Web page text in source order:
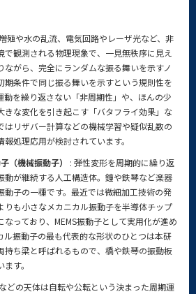
殖や水の乱流、電気回路やレーザ光など、非
で観測される物理現象で、一見無秩序に見え
ながら、完全にランダムな振る舞いを示すノ
期条件で同じ振る舞いを示すという規則性を
動を繰り返さない「非周期性」や、ほんの少
きな変化を引き起こす「バタフライ効果」な
はリザバー計算などの機械学習や疑似乱数の
処理応用が検討されています。
（機械振動子）
: 弾性変形を周期的に繰り返
動が継続する人工構造体。鐘や鉄琴など楽器
動子の一種です。最近では微細加工技術の発
りも小さなメカニカル振動子を半導体チップ
っており、MEMS振動子として実用化が進め
ル振動子の最も代表的な形状のひとつは本研
持ち梁と呼ばれるもので、橋や鉄琴の振動板
す。
どの天体は自転や公転という決まった周期運